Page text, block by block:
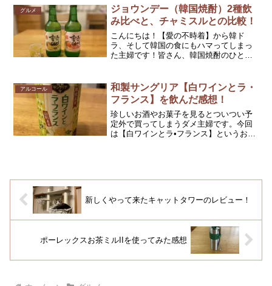
まり、キムチ味のどんぶり（カップ）
麺！です。辛ラーメンで有名...
グルメ
ジョウンデー（韓国焼酎）2種飲
み比べと、チャミスルとの比較！
こんにちは！【愛の不時着】から韓ド
ラ、そして韓国の食にもハマってしまっ
た主婦です！皆さん、韓国焼酎のひとつ
だった】に出演していた【佐久間由衣】
さんが宣伝している【チャミ...
アルコール
和製サングリア【白ワインとラ・
フランス】を飲んだ感想！
珍しいお酒やお菓子を見るとついつい予
定外で買ってしまうダメ主婦です。今回
は【白ワインとラ•フランス】というお酒
新しくやって来たキャットタワーのレビュー！
ポーレックスお茶ミルIIを使ってみた感想